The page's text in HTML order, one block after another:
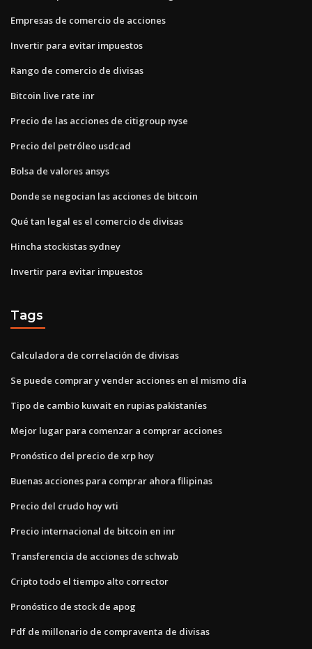
Empresas de comercio de acciones
Invertir para evitar impuestos
Rango de comercio de divisas
Bitcoin live rate inr
Precio de las acciones de citigroup nyse
Precio del petróleo usdcad
Bolsa de valores ansys
Donde se negocian las acciones de bitcoin
Qué tan legal es el comercio de divisas
Hincha stockistas sydney
Invertir para evitar impuestos
Tags
Calculadora de correlación de divisas
Se puede comprar y vender acciones en el mismo día
Tipo de cambio kuwait en rupias pakistaníes
Mejor lugar para comenzar a comprar acciones
Pronóstico del precio de xrp hoy
Buenas acciones para comprar ahora filipinas
Precio del crudo hoy wti
Precio internacional de bitcoin en inr
Transferencia de acciones de schwab
Cripto todo el tiempo alto corrector
Pronóstico de stock de apog
Pdf de millonario de compraventa de divisas